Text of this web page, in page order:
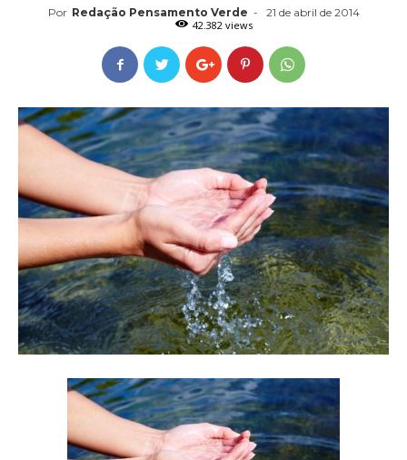
Por Redação Pensamento Verde -
21 de abril de 2014
42.382 views